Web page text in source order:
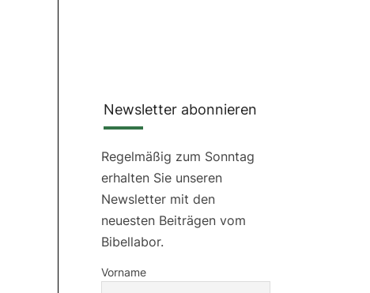
Newsletter abonnieren
Regelmäßig zum Sonntag
erhalten Sie unseren
Newsletter mit den
neuesten Beiträgen vom
Bibellabor.
Vorname